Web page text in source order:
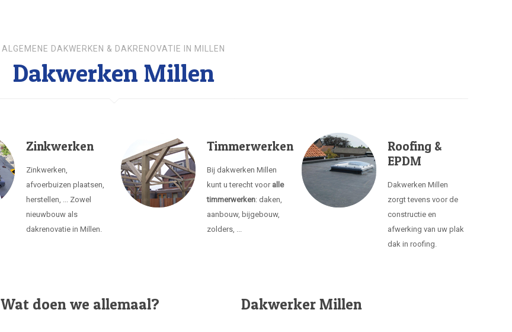
ALGEMENE DAKWERKEN & DAKRENOVATIE IN MILLEN
Dakwerken Millen
Zinkwerken
Zinkwerken,
afvoerbuizen plaatsen,
herstellen, ... Zowel
nieuwbouw als
dakrenovatie in Millen.
Timmerwerken
Bij dakwerken Millen
kunt u terecht voor alle
timmerwerken: daken,
aanbouw, bijgebouw,
zolders, ...
Roofing &
EPDM
Dakwerken Millen
zorgt tevens voor de
constructie en
afwerking van uw plak
dak in roofing.
Wat doen we allemaal? Dakwerker Millen